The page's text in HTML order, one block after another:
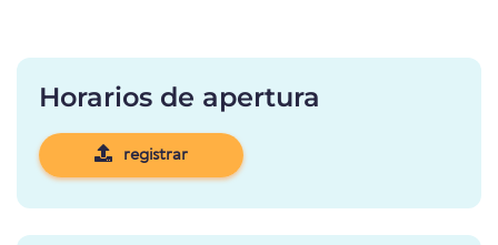
Horarios de apertura
registrar